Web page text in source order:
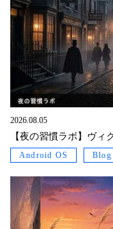
2026.08.05
【夜の習慣ラボ】ヴ
Android OS Blog